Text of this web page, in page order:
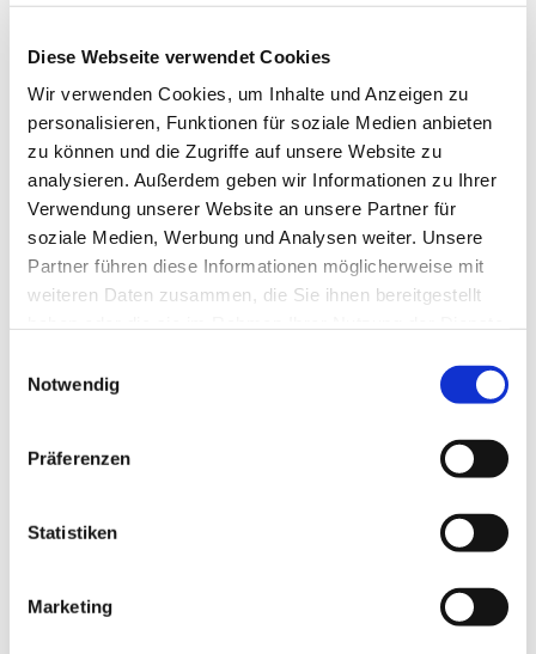
Diese Webseite verwendet Cookies
Wir verwenden Cookies, um Inhalte und Anzeigen zu
personalisieren, Funktionen für soziale Medien anbieten
zu können und die Zugriffe auf unsere Website zu
analysieren. Außerdem geben wir Informationen zu Ihrer
Verwendung unserer Website an unsere Partner für
soziale Medien, Werbung und Analysen weiter. Unsere
Partner führen diese Informationen möglicherweise mit
weiteren Daten zusammen, die Sie ihnen bereitgestellt
Notwendig
Präferenzen
Statistiken
Marketing
Anhängerkupplung für Jeep Gran Cherokee: Anhängerkupplung
feststehend. Lieferumfang für die Montage: Komplette AHK incl.
Nachrüsten Montageanleitung u. Gutachten. Bei Fragen zur
ausgewählten Anhängerkupplung für den Jeep Grand Cherokee